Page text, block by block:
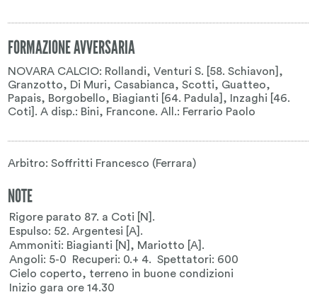
FORMAZIONE AVVERSARIA
NOVARA CALCIO: Rollandi, Venturi S. [58. Schiavon],
Granzotto, Di Muri, Casabianca, Scotti, Guatteo,
Papais, Borgobello, Biagianti [64. Padula], Inzaghi [46.
Coti]. A disp.: Bini, Francone. All.: Ferrario Paolo
Arbitro: Soffritti Francesco (Ferrara)
NOTE